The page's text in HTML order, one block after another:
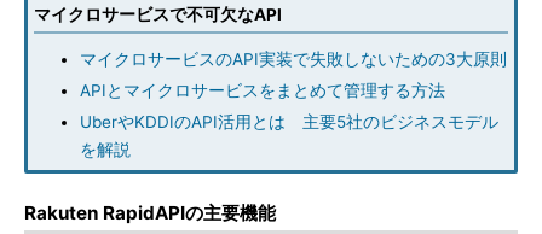
マイクロサービスで不可欠なAPI
マイクロサービスのAPI実装で失敗しないための3大原則
APIとマイクロサービスをまとめて管理する方法
UberやKDDIのAPI活用とは 主要5社のビジネスモデル
を解説
Rakuten RapidAPIの主要機能